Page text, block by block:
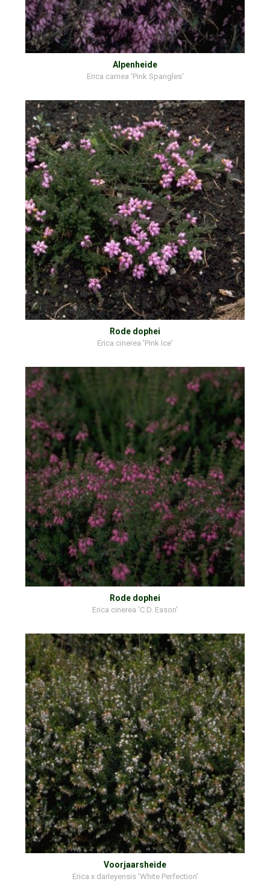
Alpenheide
Erica carnea 'Pink Spangles'
Rode dophei
Erica cinerea 'Pink Ice'
Rode dophei
Erica cinerea 'C.D. Eason'
Voorjaarsheide
Erica x darleyensis 'White Perfection'